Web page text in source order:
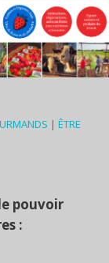
| ÊTRE
pouvoir
: